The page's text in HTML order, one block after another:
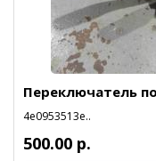
Переключатель
4e0953513e..
500.00 р.